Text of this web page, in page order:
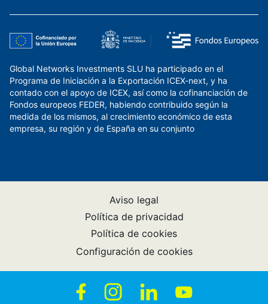
Global Networks Investments SLU ha participado en el
Programa de Iniciación a la Exportación ICEX-next, y ha
contado con el apoyo de ICEX, así como la cofinanciación de
Fondos europeos FEDER, habiendo contribuido según la
medida de los mismos, al crecimiento económico de esta
empresa, su región y de España en su conjunto
Aviso legal
Política de privacidad
Política de cookies
Configuración de cookies